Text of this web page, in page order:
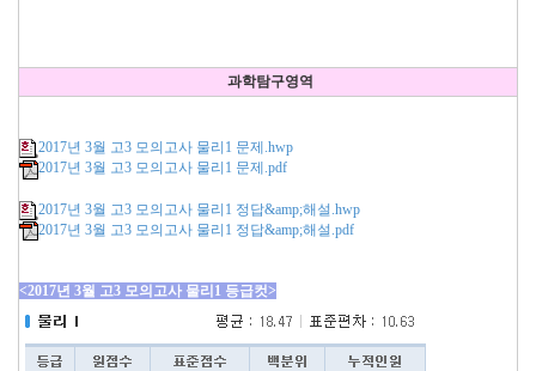
과학탐구영역
2017년 3월 고3 모의고사 물리1 문제.hwp
2017년 3월 고3 모의고사 물리1 문제.pdf
2017년 3월 고3 모의고사 물리1 정답&amp;해설.hwp
2017년 3월 고3 모의고사 물리1 정답&amp;해설.pdf
<2017년 3월 고3 모의고사 물리1 등급컷>